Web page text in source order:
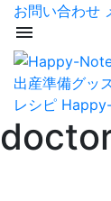
お問い合わせ
menu
出産準備グッ
レシピ